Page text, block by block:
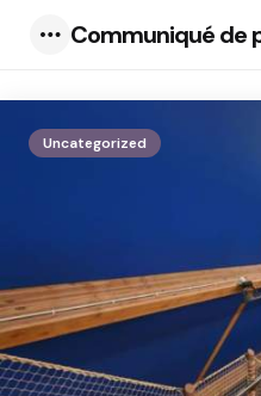
Communiqué de
Uncategorized